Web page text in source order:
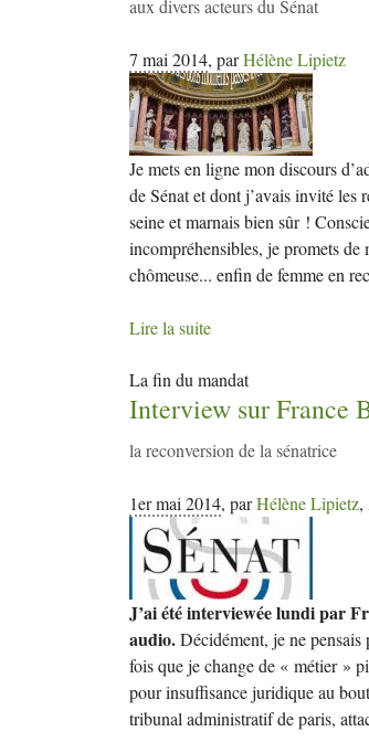
aux divers acteurs du Sénat
7 mai 2014, parHélène Lipietz
Je mets en ligne mon discours
de Sénat et dont j’avais invité les
seine et marnais bien sûr !
incompréhensibles, je promets de
chômeuse... enfin de femme en
Lire la suite
La fin du mandat
Interview sur France
la reconversion de la sénatrice
1er mai 2014, parHélène Lipietz,
J’ai été interviewée lundi par
audio.Décidément, je ne pensais
fois que je change de « métier »
pour insuffisance juridique au
tribunal administratif de paris,